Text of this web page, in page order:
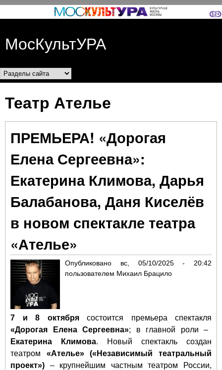
Перейти к основному
МосКультУРА
Разделы сайта
Театр Ателье
ПРЕМЬЕРА! «Дорогая
Елена Сергеевна»:
Екатерина Климова, Дарья
Балабанова, Даня Киселёв
в новом спектакле театра
«Ателье»
Опубликовано вс, 05/10/2025 - 20:42
пользователем Михаил Брацило
7 и 8 октябрясостоится премьера спектакля
«Дорогая Елена Сергеевна»; в главной роли –
Екатерина Климова. Новый спектакль создан
театром «Ателье» («Независимый театральный
проект») – крупнейшим частным театром России,